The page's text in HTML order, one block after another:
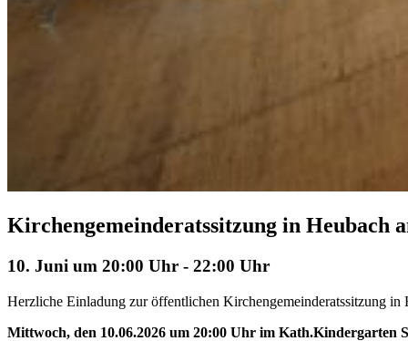
Kirchengemeinderatssitzung in Heubach
10. Juni um 20:00 Uhr - 22:00 Uhr
Herzliche Einladung zur öffentlichen Kirchengemeinderatssitzung in
Mittwoch, den 10.06.2026 um 20:00 Uhr im Kath.Kindergarten